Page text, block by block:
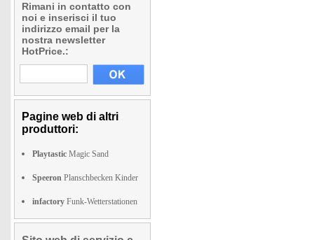
Rimani in contatto con
noi e inserisci il tuo
indirizzo email per la
nostra newsletter
HotPrice.:
Pagine web di altri
produttori:
Playtastic Magic Sand
Speeron Planschbecken Kinder
infactory Funk-Wetterstationen